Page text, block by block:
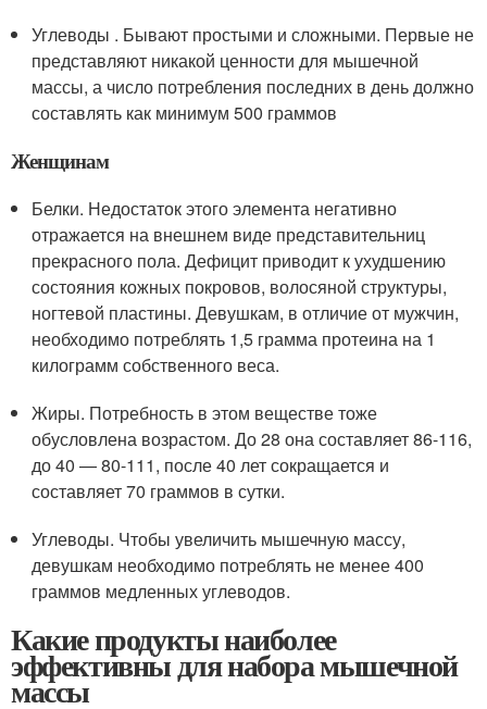
Углеводы . Бывают простыми и сложными. Первые не
представляют никакой ценности для мышечной
массы, а число потребления последних в день должно
составлять как минимум 500 граммов
Женщинам
Белки. Недостаток этого элемента негативно
отражается на внешнем виде представительниц
прекрасного пола. Дефицит приводит к ухудшению
состояния кожных покровов, волосяной структуры,
ногтевой пластины. Девушкам, в отличие от мужчин,
необходимо потреблять 1,5 грамма протеина на 1
килограмм собственного веса.
Жиры. Потребность в этом веществе тоже
обусловлена возрастом. До 28 она составляет 86-116,
до 40 — 80-111, после 40 лет сокращается и
составляет 70 граммов в сутки.
Углеводы. Чтобы увеличить мышечную массу,
девушкам необходимо потреблять не менее 400
граммов медленных углеводов.
Какие продукты наиболее
эффективны для набора мышечной
массы